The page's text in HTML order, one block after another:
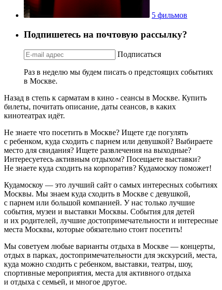
5 фильмов
Подпишетесь на почтовую рассылку?
Подписаться
Раз в неделю мы будем писать о предстоящих событиях
в Москве.
Назад в степь к сарматам в кино - сеансы в Москве. Купить
билеты, почитать описание, даты сеансов, в каких
кинотеатрах идёт.
Не знаете что посетить в Москве? Ищете где погулять
с ребенком, куда сходить с парнем или девушкой? Выбираете
место для свидания? Ищете развлечения на выходные?
Интересуетесь активным отдыхом? Посещаете выставки?
Не знаете куда сходить на корпоратив? Кудамоскоу поможет!
Кудамоскоу — это лучший сайт о самых интересных событиях
Москвы. Мы знаем куда сходить в Москве с девушкой,
с парнем или большой компанией. У нас только лучшие
события, музеи и выставки Москвы. События для детей
и их родителей, лучшие достопримечательности и интересные
места Москвы, которые обязательно стоит посетить!
Мы советуем любые варианты отдыха в Москве — концерты,
отдых в парках, достопримечательности для экскурсий, места,
куда можно сходить с ребенком, выставки, театры, шоу,
спортивные мероприятия, места для активного отдыха
и отдыха с семьей, и многое другое.